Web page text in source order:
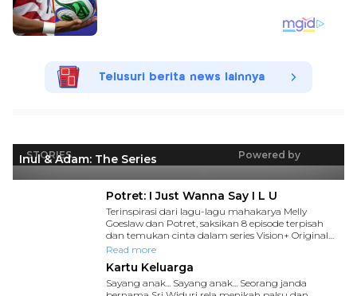
Telusuri berita news lainnya